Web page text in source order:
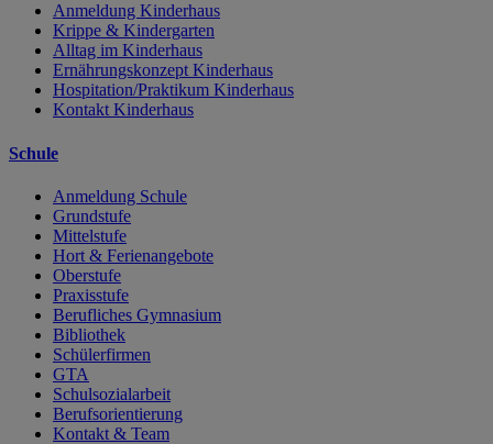
Anmeldung Kinderhaus
Krippe & Kindergarten
Alltag im Kinderhaus
Ernährungskonzept Kinderhaus
Hospitation/Praktikum Kinderhaus
Kontakt Kinderhaus
Schule
Anmeldung Schule
Grundstufe
Mittelstufe
Hort & Ferienangebote
Oberstufe
Praxisstufe
Berufliches Gymnasium
Bibliothek
Schülerfirmen
GTA
Schulsozialarbeit
Berufsorientierung
Kontakt & Team